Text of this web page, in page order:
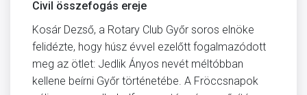
Civil összefogás ereje
Kosár Dezső, a Rotary Club Győr soros elnöke
felidézte, hogy húsz évvel ezelőtt fogalmazódott
meg az ötlet: Jedlik Ányos nevét méltóbban
kellene beírni Győr történetébe. A Fröccsnapok